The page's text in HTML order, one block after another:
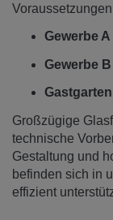
Gewerbe A
Gewerbe B
Großzügige
technische
Gestaltung und
befinden sich in
effizient